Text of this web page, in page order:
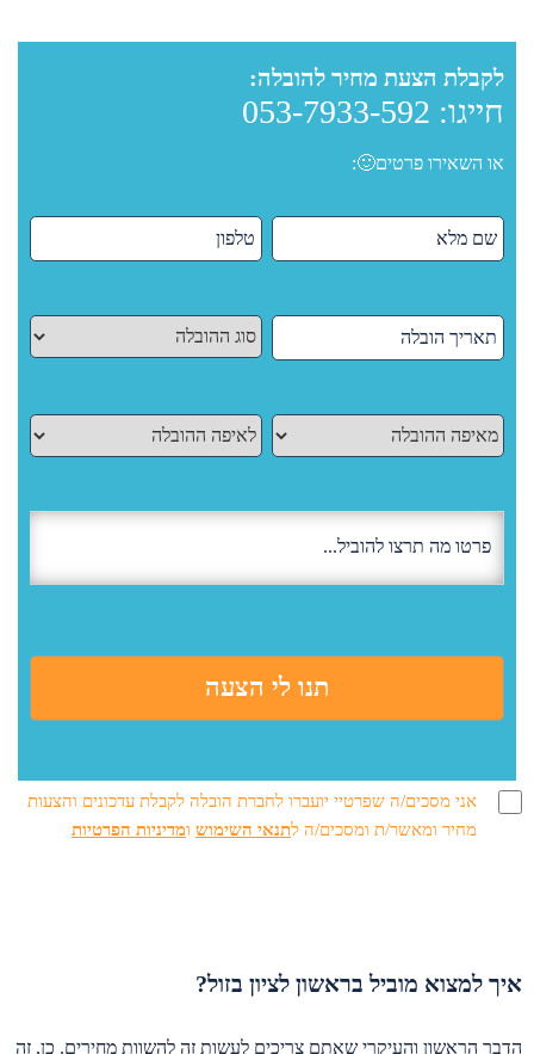
לקבלת הצעת מחיר להובלה:
חייגו: 053-7933-592
או השאירו פרטים🙂:
אני מסכים/ה שפרטיי יועברו לחברת הובלה לקבלת עדכונים והצעות
מחיר ומאשר/ת ומסכים/ה לתנאי השימוש ומדיניות הפרטיות
איך למצוא מוביל בראשון לציון בזול?
הדבר הראשון והעיקרי שאתם צריכים לעשות זה להשוות מחירים. כן, זה